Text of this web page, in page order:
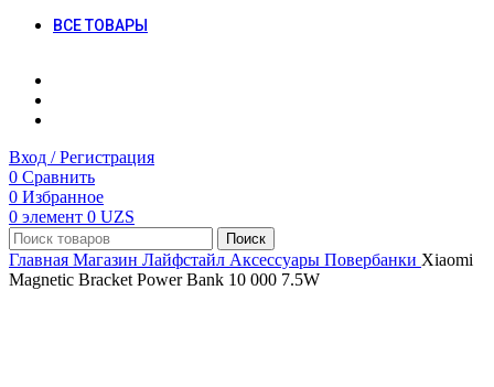
ВСЕ ТОВАРЫ
Вход / Регистрация
0 Сравнить
0 Избранное
0 элемент 0 UZS
Поиск
Главная Магазин Лайфстайл Аксессуары Повербанки Xiaomi
Magnetic Bracket Power Bank 10 000 7.5W